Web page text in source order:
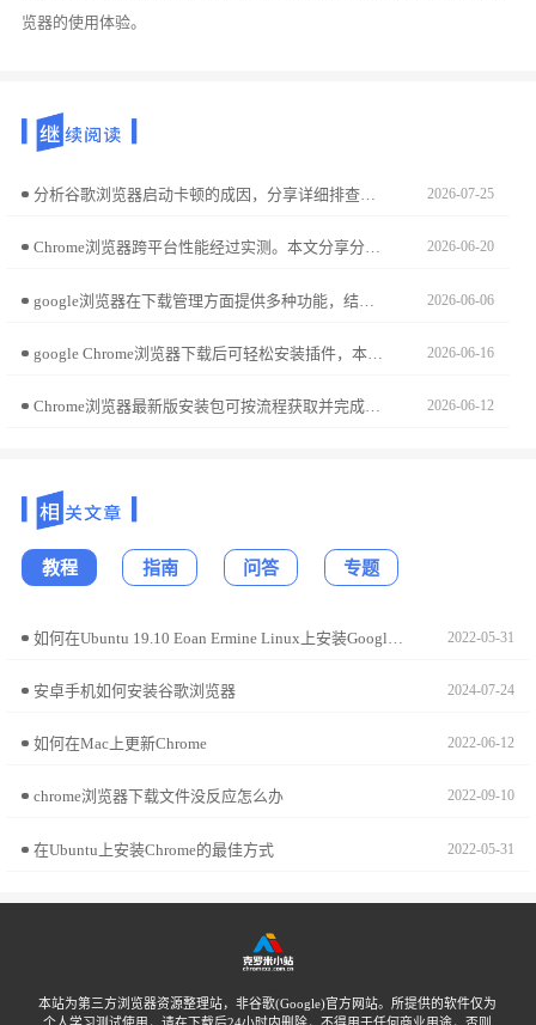
览器的使用体验。
分析谷歌浏览器启动卡顿的成因，分享详细排查步骤和优化方法，帮助用户显著提升启动速度和稳定性。 2026-07-25
Chrome浏览器跨平台性能经过实测。本文分享分析方法和操作策略，实现浏览器在不同平台稳定流畅运行，提高使用体验。 2026-06-20
google浏览器在下载管理方面提供多种功能，结合优化操作技巧与方法，用户可更合理地调度任务并提升整体下载效率。 2026-06-06
google Chrome浏览器下载后可轻松安装插件，本教程讲解安装方法、权限设置及管理技巧，提升浏览器功能扩展效率。 2026-06-16
Chrome浏览器最新版安装包可按流程获取并完成使用，用户可体验功能升级和性能优化，实现浏览器高效稳定运行和办公便捷。 2026-06-12
教程 指南 问答 专题
2022-05-31
安卓手机如何安装谷歌浏览器 2024-07-24
如何在Mac上更新Chrome 2022-06-12
chrome浏览器下载文件没反应怎么办 2022-09-10
在Ubuntu上安装Chrome的最佳方式 2022-05-31
本站为第三方浏览器资源整理站，非谷歌(Google)官方网站。所提供的软件仅为